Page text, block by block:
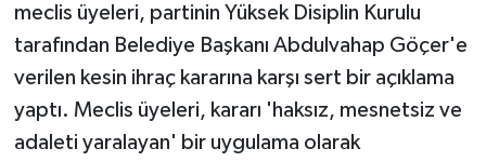
meclis üyeleri, partinin Yüksek Disiplin Kurulu
tarafından Belediye Başkanı Abdulvahap Göçer'e
verilen kesin ihraç kararına karşı sert bir açıklama
yaptı. Meclis üyeleri, kararı 'haksız, mesnetsiz ve
adaleti yaralayan' bir uygulama olarak